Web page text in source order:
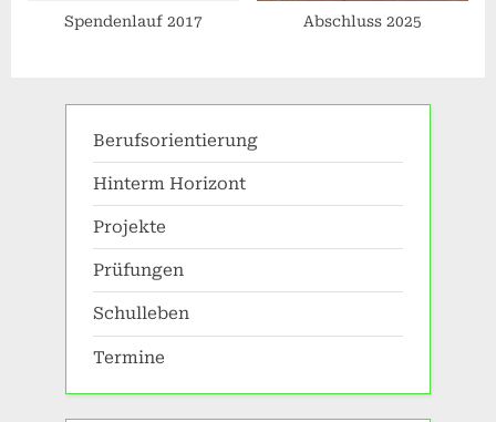
Spendenlauf 2017 Abschluss 2025
Berufsorientierung
Hinterm Horizont
Projekte
Prüfungen
Schulleben
Termine